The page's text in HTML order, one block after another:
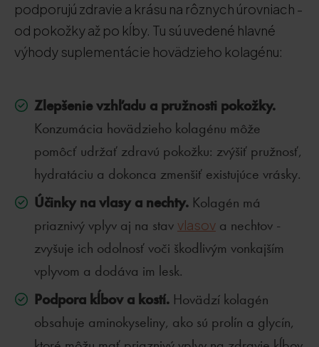
podporujú zdravie a krásu na rôznych úrovniach -
od pokožky až po kĺby. Tu sú uvedené hlavné
výhody suplementácie hovädzieho kolagénu:
Zlepšenie vzhľadu a pružnosti pokožky.
Konzumácia hovädzieho kolagénu môže
pomôcť udržať zdravú pokožku: zvýšiť pružnosť,
hydratáciu a dokonca zmenšiť existujúce vrásky.
Účinky na vlasy a nechty. Kolagén má
priaznivý vplyv aj na stav vlasov a nechtov -
zvyšuje ich odolnosť voči škodlivým vonkajším
vplyvom a dodáva im lesk.
Podpora kĺbov a kostí. Hovädzí kolagén
obsahuje aminokyseliny, ako sú prolín a glycín,